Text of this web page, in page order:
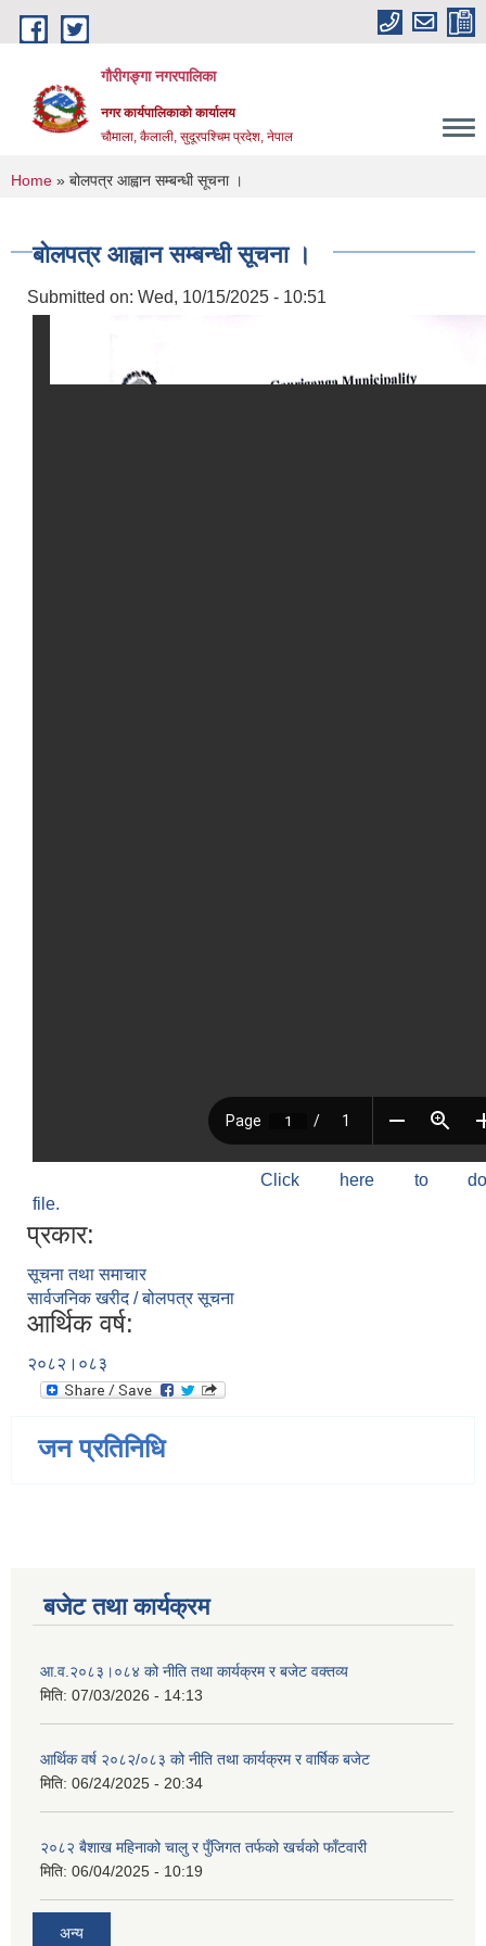
Skip to main content
गौरीगङ्गा नगरपालिका
नगर कार्यपालिकाको कार्यालय
चौमाला, कैलाली, सुदूरपश्चिम प्रदेश, नेपाल
You are here
Home » बोलपत्र आह्वान सम्बन्धी सूचना ।
बोलपत्र आह्वान सम्बन्धी सूचना ।
Submitted on: Wed, 10/15/2025 - 10:51
Click here to
file.
प्रकार:
सूचना तथा समाचार
सार्वजनिक खरीद / बोलपत्र सूचना
आर्थिक वर्ष:
२०८२।०८३
जन प्रतिनिधि
बजेट तथा कार्यक्रम
आ.व.२०८३।०८४ को नीति तथा कार्यक्रम र बजेट वक्तव्य
मिति: 07/03/2026 - 14:13
आर्थिक वर्ष २०८२/०८३ को नीति तथा कार्यक्रम र वार्षिक बजेट
मिति: 06/24/2025 - 20:34
२०८२ बैशाख महिनाको चालु र पुँजिगत तर्फको खर्चको फाँटवारी
मिति: 06/04/2025 - 10:19
अन्य